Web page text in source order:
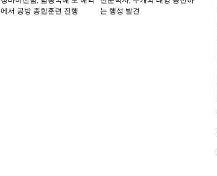
에서 공방 종합훈련 진행
는 행성 발견